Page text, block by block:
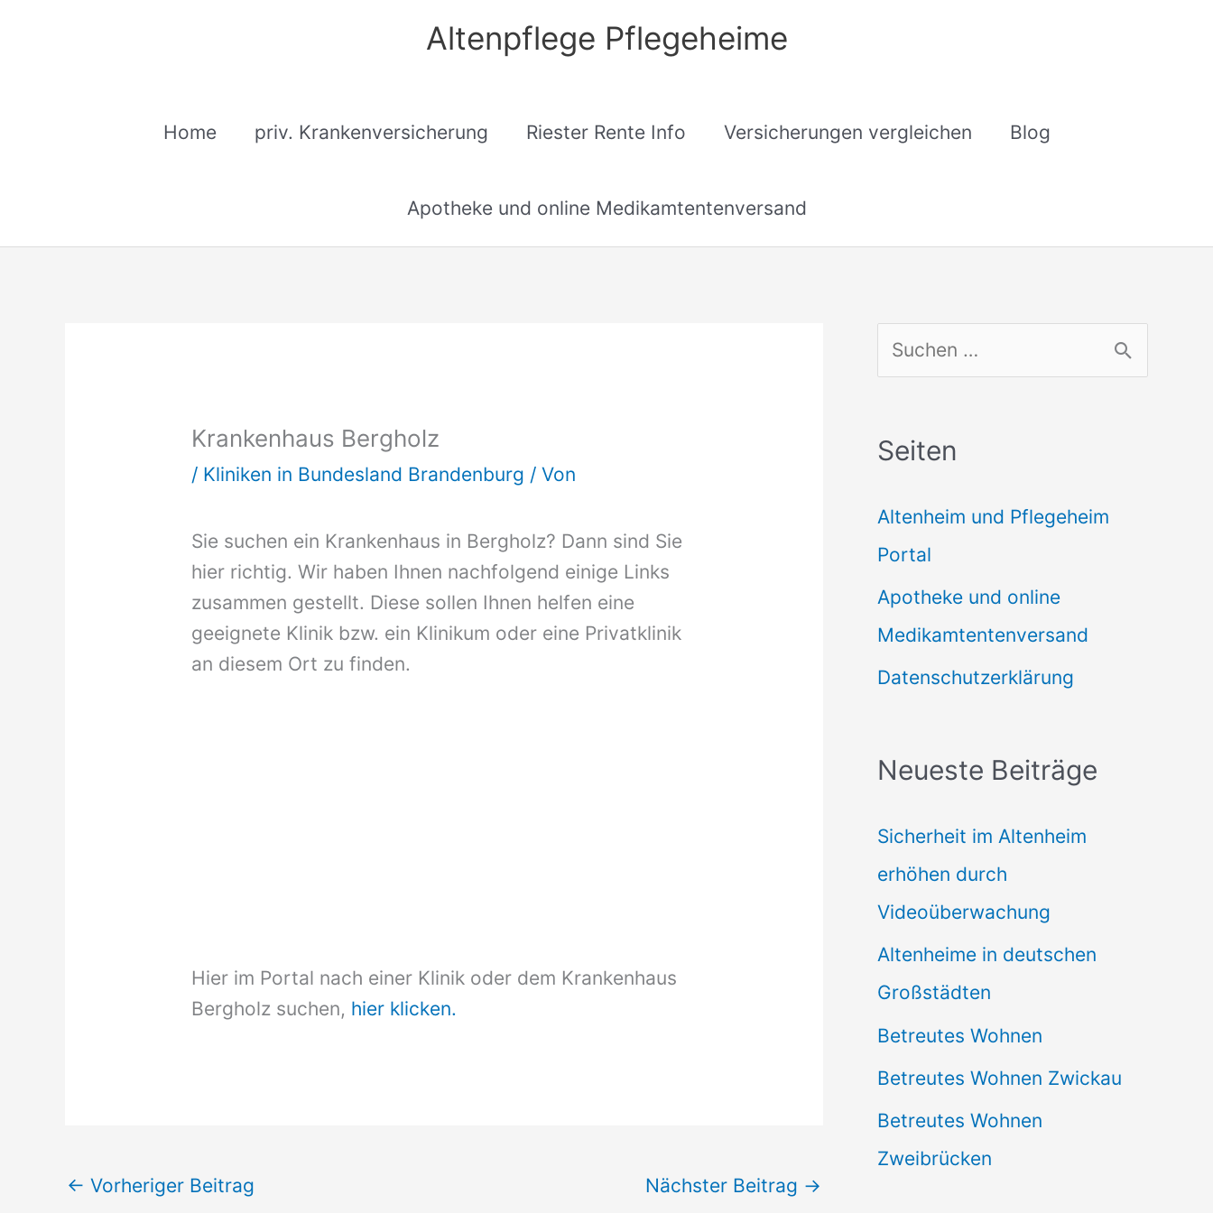
Altenpflege Pflegeheime
Home priv. Krankenversicherung Riester Rente Info Versicherungen vergleichen Blog
Apotheke und online Medikamtentenversand
Krankenhaus Bergholz
/ Kliniken in Bundesland Brandenburg / Von
Sie suchen ein Krankenhaus in Bergholz? Dann sind Sie
hier richtig. Wir haben Ihnen nachfolgend einige Links
zusammen gestellt. Diese sollen Ihnen helfen eine
geeignete Klinik bzw. ein Klinikum oder eine Privatklinik
an diesem Ort zu finden.
Hier im Portal nach einer Klinik oder dem Krankenhaus
Bergholz suchen, hier klicken.
← Vorheriger Beitrag Nächster Beitrag →
u
h
n
n
a
c
h
Seiten
Altenheim und Pflegeheim
Portal
Apotheke und online
Medikamtentenversand
Datenschutzerklärung
Neueste Beiträge
Sicherheit im Altenheim
erhöhen durch
Videoüberwachung
Altenheime in deutschen
Großstädten
Betreutes Wohnen
Betreutes Wohnen Zwickau
Betreutes Wohnen
Zweibrücken